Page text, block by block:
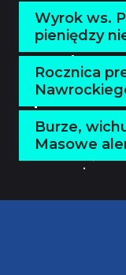
Wyrok ws.
pieniędzy
Rocznica
Burze,
Masowe